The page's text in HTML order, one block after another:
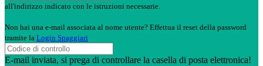
all'indirizzo indicato con le istruzioni necessarie.
Non hai una e-mail associata al nome utente? Effettua il reset della password
tramite la Login Spaggiari
E-mail inviata, si prega di controllare la casella di posta elettronica!